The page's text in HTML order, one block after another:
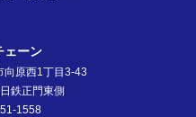
ェーン
原西1丁目3-43
鉄正門東側
1558